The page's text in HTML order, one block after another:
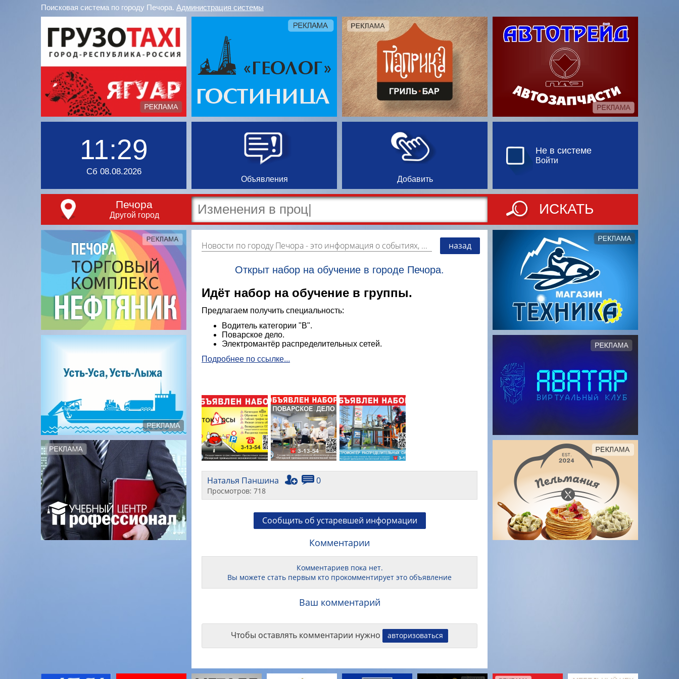
Поисковая система по городу Печора. Администрация системы
11:29
Сб 08.08.2026
Объявления Добавить
Не в системе
Войти
Печора
Другой город ИСКАТЬ
Новости по городу Печора- это информация о событиях, мероприятиях и торгово-коммерческой деятельности города. Страницу наполняют платные и бесплатные объявления, имеющие функцию "поднятия вверх списка". назад
Открыт набор на обучение в городе Печора.
Идёт набор на обучение в группы.
Предлагаем получить специальность:
Водитель категории "В".
Поварское дело.
Электромантёр распределительных сетей.
Подробнее по ссылке...
Наталья Паншина 0
Просмотров: 718
Сообщить об устаревшей информации
Комментарии
Комментариев пока нет.
Вы можете стать первым кто прокомментирует это объявление
Ваш комментарий
Чтобы оставлять комментарии нужно авторизоваться